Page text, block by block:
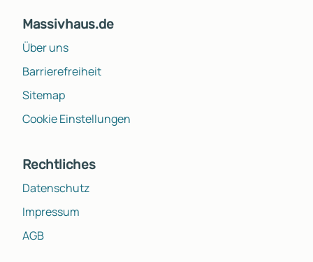
Massivhaus.de
Über uns
Barrierefreiheit
Sitemap
Cookie Einstellungen
Rechtliches
Datenschutz
Impressum
AGB